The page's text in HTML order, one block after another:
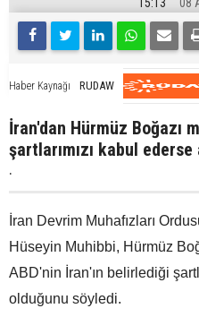
Haber Kaynağı RUDAW
İran'dan Hürmüz Boğazı
şartlarımızı kabul ederse
.
İran Devrim Muhafızları
Hüseyin Muhibbi, Hürmüz
ABD'nin İran'ın belirlediği
olduğunu söyledi.